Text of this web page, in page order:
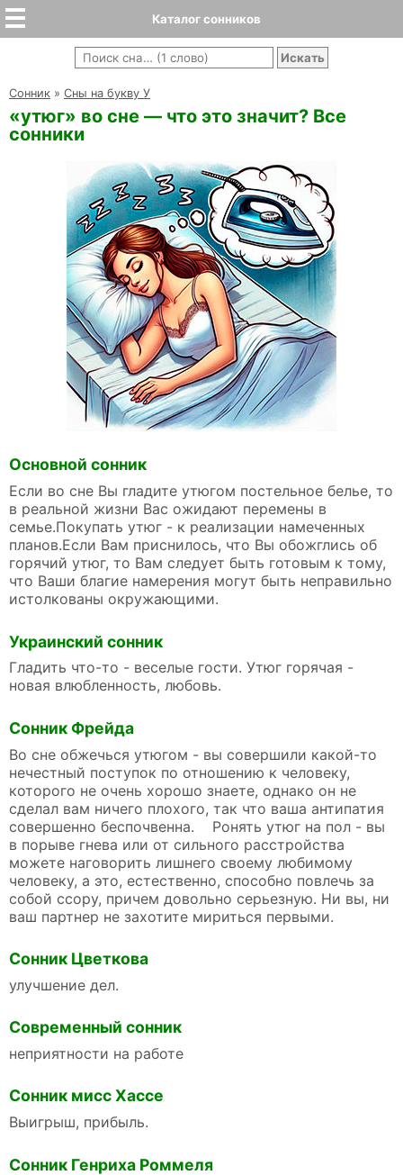
Каталог сонников
Cонник » Сны на букву У
«утюг» во сне — что это значит? Все
сонники
Основной сонник
Если во сне Вы гладите утюгом постельное белье, то
в реальной жизни Вас ожидают перемены в
семье.Покупать утюг - к реализации намеченных
планов.Если Вам приснилось, что Вы обожглись об
горячий утюг, то Вам следует быть готовым к тому,
что Ваши благие намерения могут быть неправильно
истолкованы окружающими.
Украинский сонник
Гладить что-то - веселые гости. Утюг горячая -
новая влюбленность, любовь.
Сонник Фрейда
Во сне обжечься утюгом - вы совершили какой-то
нечестный поступок по отношению к человеку,
которого не очень хорошо знаете, однако он не
сделал вам ничего плохого, так что ваша антипатия
совершенно беспочвенна. Ронять утюг на пол - вы
в порыве гнева или от сильного расстройства
можете наговорить лишнего своему любимому
человеку, а это, естественно, способно повлечь за
собой ссору, причем довольно серьезную. Ни вы, ни
ваш партнер не захотите мириться первыми.
Сонник Цветкова
улучшение дел.
Современный сонник
неприятности на работе
Сонник мисс Хассе
Выигрыш, прибыль.
Сонник Генриха Роммеля